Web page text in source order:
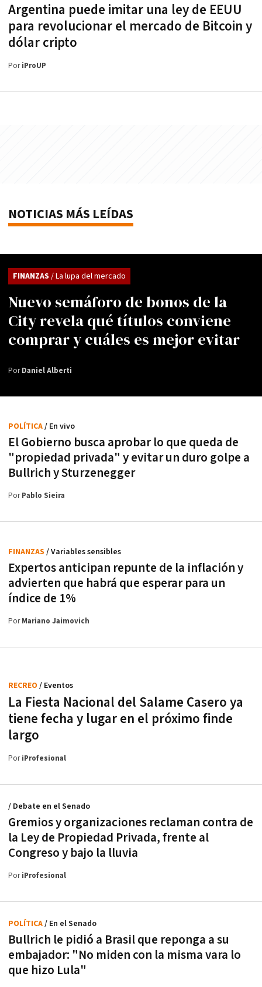
Argentina puede imitar una ley de EEUU
para revolucionar el mercado de Bitcoin y
dólar cripto
PoriProUP
NOTICIAS MÁS LEÍDAS
Nuevo semáforo de bonos de la
City revela qué títulos conviene
comprar y cuáles es mejor evitar
FINANZAS / La lupa del mercado
PorDaniel Alberti
El Gobierno busca aprobar lo que queda de
"propiedad privada" y evitar un duro golpe a
Bullrich y Sturzenegger
POLÍTICA/ En vivo
PorPablo Sieira
Expertos anticipan repunte de la inflación y
advierten que habrá que esperar para un
índice de 1%
FINANZAS / Variables sensibles
PorMariano Jaimovich
La Fiesta Nacional del Salame Casero ya
tiene fecha y lugar en el próximo finde
largo
RECREO / Eventos
PoriProfesional
Gremios y organizaciones reclaman contra de
la Ley de Propiedad Privada, frente al
Congreso y bajo la lluvia
/ Debate en el Senado
PoriProfesional
Bullrich le pidió a Brasil que reponga a su
embajador: "No miden con la misma vara lo
que hizo Lula"
POLÍTICA/ En el Senado